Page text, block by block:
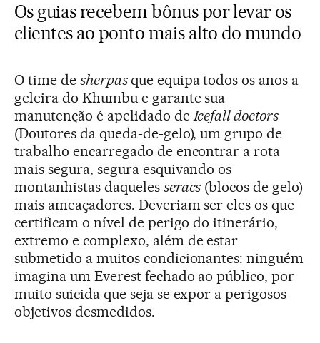
Os guias recebem bônus por levar os
clientes ao ponto mais alto do mundo
O time de sherpasque equipa todos os anos a
geleira do Khumbu e garante sua
manutenção é apelidado deIcefall doctors
(Doutores da queda-de-gelo), um grupo de
trabalho encarregado de encontrar a rota
mais segura, segura esquivando os
montanhistas daqueles seracs (blocos de gelo)
mais ameaçadores. Deveriam ser eles os que
certificam o nível de perigo do itinerário,
extremo e complexo, além de estar
submetido a muitos condicionantes: ninguém
imagina um Everest fechado ao público, por
muito suicida que seja se expor a perigosos
objetivos desmedidos.